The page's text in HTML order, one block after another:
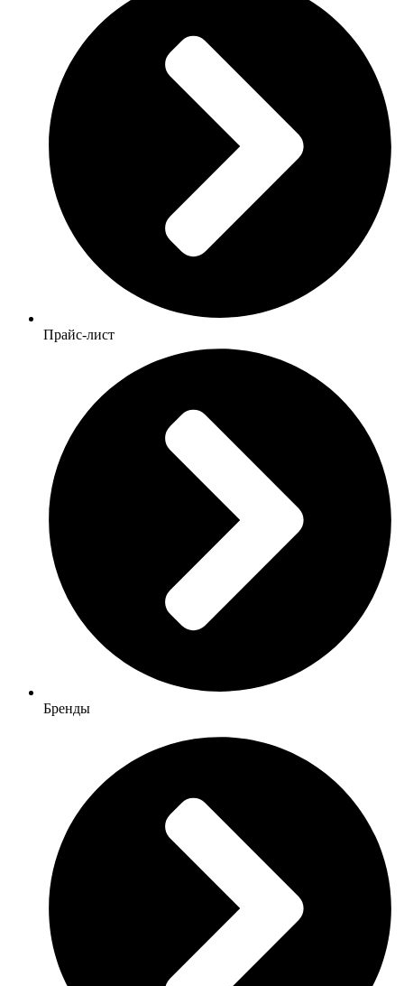
Прайс-лист
Бренды